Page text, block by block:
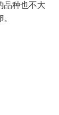
品种也不大